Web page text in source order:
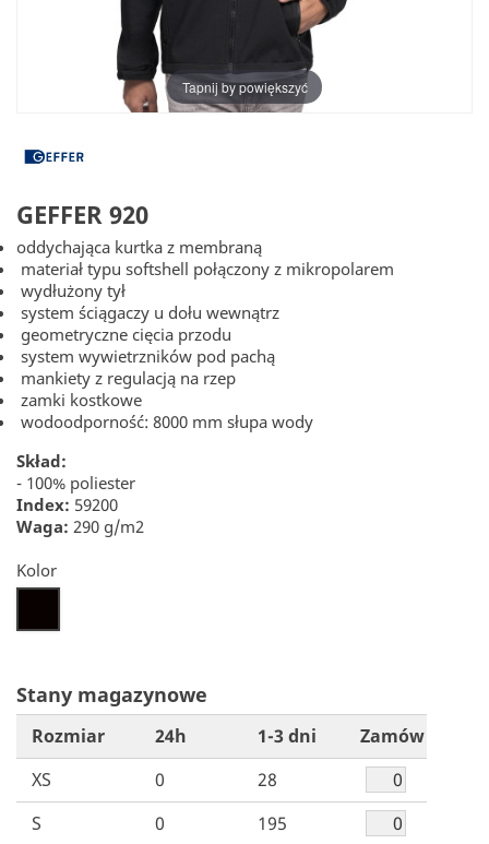
Tapnij by powiększyć
GEFFER 920
oddychająca kurtka z membraną
materiał typu softshell połączony z mikropolarem
wydłużony tył
system ściągaczy u dołu wewnątrz
geometryczne cięcia przodu
system wywietrzników pod pachą
mankiety z regulacją na rzep
zamki kostkowe
wodoodporność: 8000 mm słupa wody
Skład:
- 100% poliester
Index: 59200
Waga: 290 g/m2
Kolor
Stany magazynowe
Rozmiar 24h 1-3 dni
Zamów
XS
0
28
S
0
195